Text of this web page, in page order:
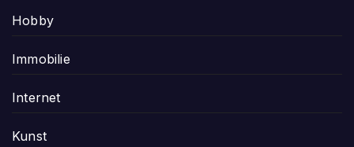
Hobby
Immobilie
Internet
Kunst